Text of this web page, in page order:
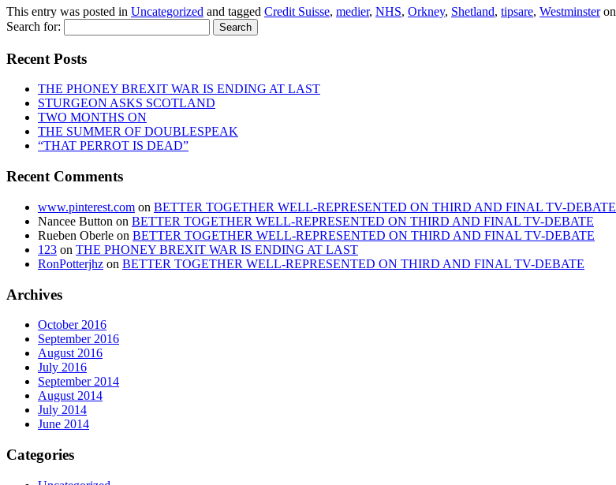
This entry was posted in Uncategorized and tagged Credit Suisse, medier, NHS, Orkney, Shetland, tipsare, Westminsteron
Search for:
Recent Posts
THE PHONEY BREXIT WAR IS ENDING AT LAST
STURGEON ASKS SCOTLAND
TWO MONTHS ON
THE SUMMER OF DOUBLESPEAK
“THAT PERROT IS DEAD”
Recent Comments
www.pinterest.com on BETTER TOGETHER WELL-REPRESENTED ON THIRD AND FINAL TV-DEBATE
Nancee Button on BETTER TOGETHER WELL-REPRESENTED ON THIRD AND FINAL TV-DEBATE
Rueben Oberle on BETTER TOGETHER WELL-REPRESENTED ON THIRD AND FINAL TV-DEBATE
123 on THE PHONEY BREXIT WAR IS ENDING AT LAST
RonPotterjhz on BETTER TOGETHER WELL-REPRESENTED ON THIRD AND FINAL TV-DEBATE
Archives
October 2016
September 2016
August 2016
July 2016
September 2014
August 2014
July 2014
June 2014
Categories